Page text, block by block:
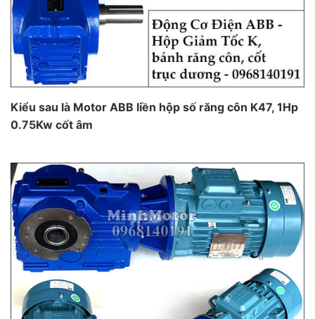
Kiểu sau là Motor ABB liền hộp số răng côn K47, 1Hp
0.75Kw cốt âm